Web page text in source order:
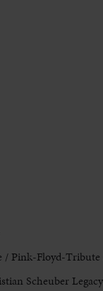
/ Pink-Floyd-Tribute
Scheuber